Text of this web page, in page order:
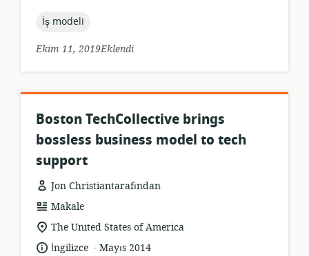
topic:
İş modeli
Ekim 11, 2019Eklendi
Boston TechCollective brings
bossless business model to tech
support
Jon Christiantarafından
Kaynak
formatı:
Makale
Uygunluk
konumu:
The United States of America
Dil: İngilizce .
YayınMayıs 2014